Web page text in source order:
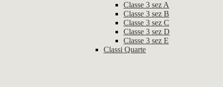
Classe 3 sez A
Classe 3 sez B
Classe 3 sez C
Classe 3 sez D
Classe 3 sez E
Classi Quarte